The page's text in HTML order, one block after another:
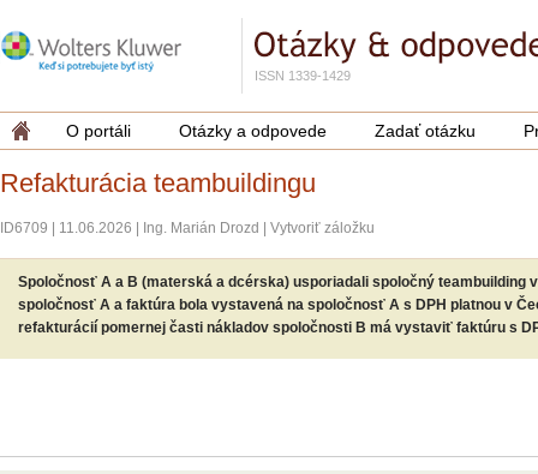
ISSN 1339-1429
O portáli Otázky a odpovede Zadať otázku
Refakturácia teambuildingu
ID6709 11.06.2026 Ing. Marián Drozd Vytvoriť záložku
Spoločnosť A a B (materská a dcérska) usporiadali spoločný teambuilding
spoločnosť A a faktúra bola vystavená na spoločnosť A s DPH platnou v
refakturácií pomernej časti nákladov spoločnosti B má vystaviť faktúru s